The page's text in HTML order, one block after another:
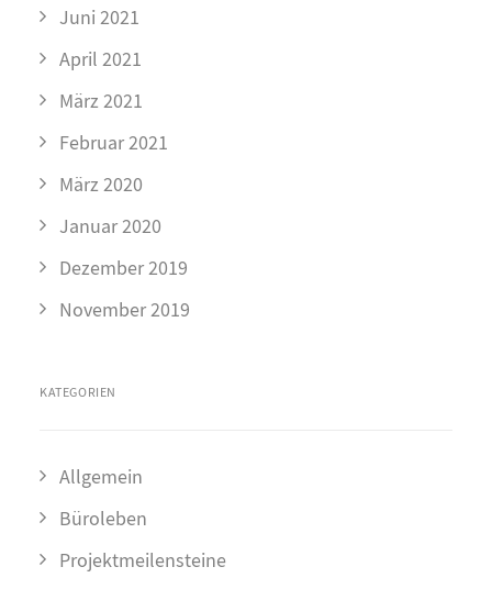
Juni 2021
April 2021
März 2021
Februar 2021
März 2020
Januar 2020
Dezember 2019
November 2019
KATEGORIEN
Allgemein
Büroleben
Projektmeilensteine